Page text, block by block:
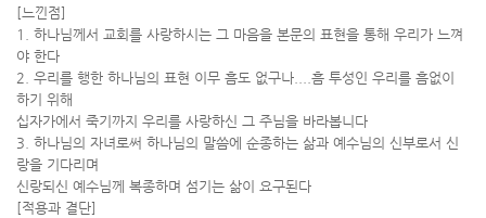
[느낀점]
1. 하나님께서 교회를 사랑하시는 그 마음을 본문의 표현을 통해 우리가 느껴
야 한다
2. 우리를 행한 하나님의 표현 이무 흠도 없구나....흠 투성인 우리를 흠없이
하기 위해
십자가에서 죽기까지 우리를 사랑하신 그 주님을 바라봅니다
3. 하나님의 자녀로써 하나님의 말씀에 순종하는 삶과 예수님의 신부로서 신
랑을 기다리며
신랑되신 예수님께 복종하며 섬기는 삶이 요구된다
[적용과 결단]